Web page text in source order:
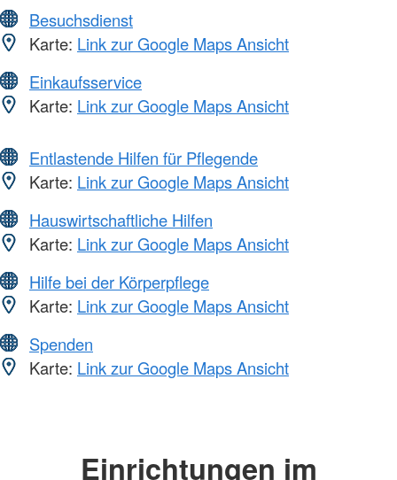
Besuchsdienst
Karte: Link zur Google Maps Ansicht
Einkaufsservice
Karte: Link zur Google Maps Ansicht
Entlastende Hilfen für Pflegende
Karte: Link zur Google Maps Ansicht
Hauswirtschaftliche Hilfen
Karte: Link zur Google Maps Ansicht
Hilfe bei der Körperpflege
Karte: Link zur Google Maps Ansicht
Spenden
Karte: Link zur Google Maps Ansicht
Einrichtungen im